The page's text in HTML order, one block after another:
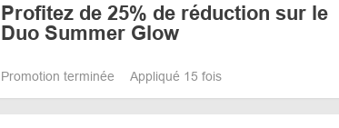
Profitez de 25% de réduction sur le
Duo Summer Glow
Promotion terminée Appliqué 15 fois